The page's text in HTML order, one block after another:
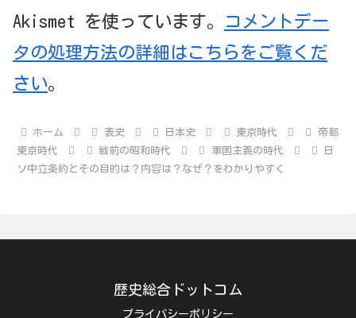
Akismet を使っています。
コメントデー
タの処理方法の詳細はこちらをご覧くだ
さい。
ホーム 表史 日本史 東京時代
帝都
東京時代
戦前の昭和時代 軍国主義の時代
日
ソ中立条約とその目的は？内容は？なぜ？をわかりやすく
歴史総合ドットコム
プライバシーポリシー